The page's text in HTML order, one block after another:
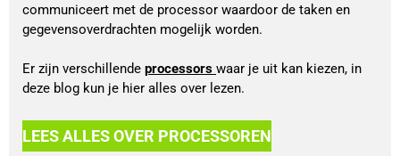
communiceert met de processor waardoor de taken en
gegevensoverdrachten mogelijk worden.
Er zijn verschillende processors waar je uit kan kiezen, in
deze blog kun je hier alles over lezen.
LEES ALLES OVER PROCESSOREN